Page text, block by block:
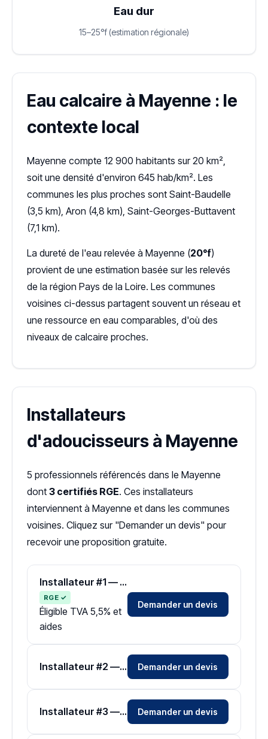
Eau dur
15–25°f (estimation régionale)
Eau calcaire à Mayenne : le
contexte local
Mayenne compte 12 900 habitants sur 20 km²,
soit une densité d'environ 645 hab/km². Les
communes les plus proches sont Saint-Baudelle
(3,5 km), Aron (4,8 km), Saint-Georges-Buttavent
(7,1 km).
La dureté de l'eau relevée à Mayenne (20°f)
provient de une estimation basée sur les relevés
de la région Pays de la Loire. Les communes
voisines ci-dessus partagent souvent un réseau et
une ressource en eau comparables, d'où des
niveaux de calcaire proches.
Installateurs
d'adoucisseurs à Mayenne
5 professionnels référencés dans le Mayenne
dont 3 certifiés RGE. Ces installateurs
interviennent à Mayenne et dans les communes
voisines. Cliquez sur "Demander un devis" pour
recevoir une proposition gratuite.
Installateur #1 — Zone Mayenne
RGE ✓
Éligible TVA 5,5% et
aides
Demander un devis
Installateur #2 — Zone Mayenne Demander un devis
Installateur #3 — Zone Mayenne Demander un devis